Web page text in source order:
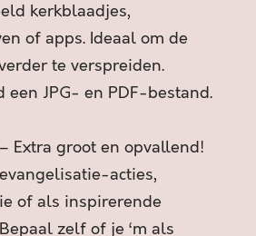
kerkblaadjes,
of apps. Ideaal om de
te verspreiden.
een JPG- en PDF-bestand.
Extra groot en opvallend!
acties,
of als inspirerende
zelf of je ‘m als